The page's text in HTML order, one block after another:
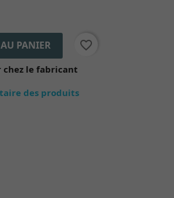
PANIER
favorite_border
chez le fabricant
des produits